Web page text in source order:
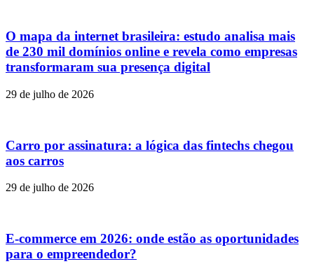
O mapa da internet brasileira: estudo analisa mais
de 230 mil domínios online e revela como empresas
transformaram sua presença digital
29 de julho de 2026
Carro por assinatura: a lógica das fintechs chegou
aos carros
29 de julho de 2026
E-commerce em 2026: onde estão as oportunidades
para o empreendedor?